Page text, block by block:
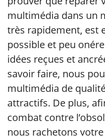
multimédia dans un
très rapidement, est
possible et peu
idées reçues et
savoir faire, nous
multimédia de
attractifs. De plus,
combat contre
nous rachetons